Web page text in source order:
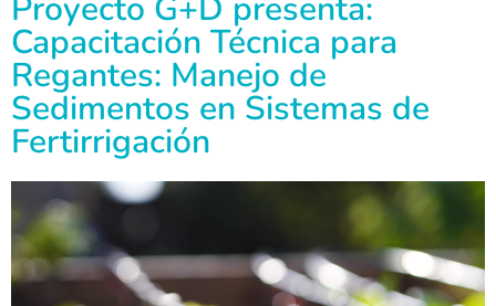
Proyecto G+D presenta:
Capacitación Técnica para
Regantes: Manejo de
Sedimentos en Sistemas de
Fertirrigación